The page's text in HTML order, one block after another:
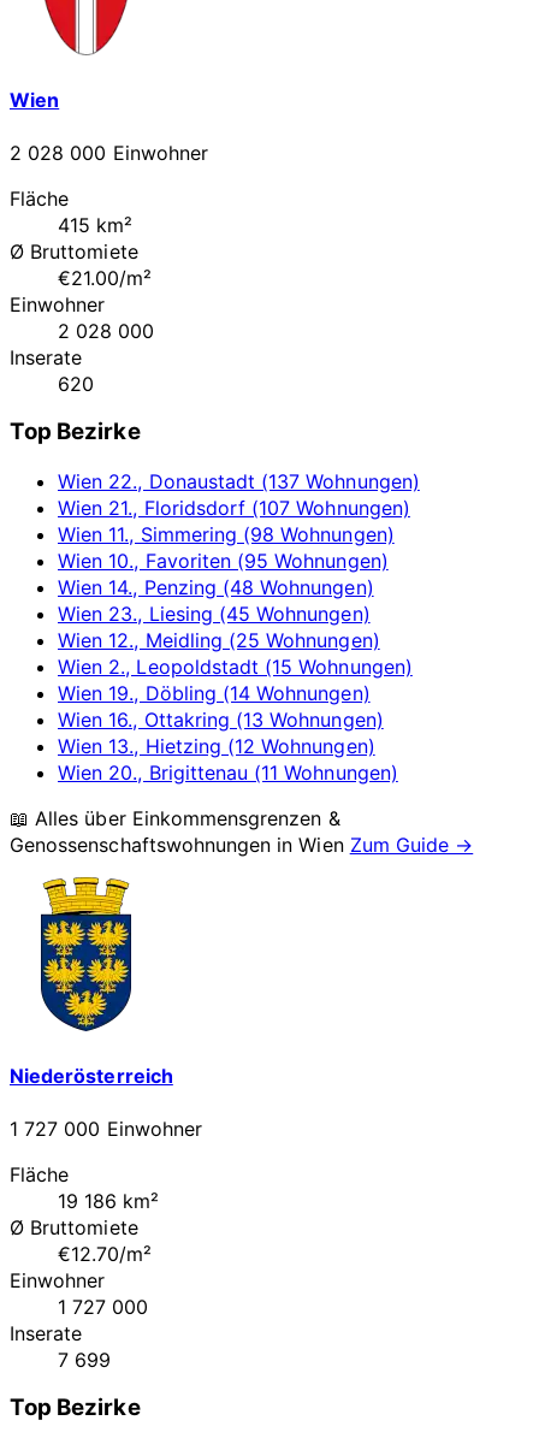
Wien
2 028 000 Einwohner
Fläche
415 km²
Ø Bruttomiete
€21.00/m²
Einwohner
2 028 000
Inserate
620
Top Bezirke
Wien 22., Donaustadt (137 Wohnungen)
Wien 21., Floridsdorf (107 Wohnungen)
Wien 11., Simmering (98 Wohnungen)
Wien 10., Favoriten (95 Wohnungen)
Wien 14., Penzing (48 Wohnungen)
Wien 23., Liesing (45 Wohnungen)
Wien 12., Meidling (25 Wohnungen)
Wien 2., Leopoldstadt (15 Wohnungen)
Wien 19., Döbling (14 Wohnungen)
Wien 16., Ottakring (13 Wohnungen)
Wien 13., Hietzing (12 Wohnungen)
Wien 20., Brigittenau (11 Wohnungen)
📖 Alles über Einkommensgrenzen &
Genossenschaftswohnungen inWien Zum Guide →
Niederösterreich
1 727 000 Einwohner
Fläche
19 186 km²
Ø Bruttomiete
€12.70/m²
Einwohner
1 727 000
Inserate
7 699
Top Bezirke